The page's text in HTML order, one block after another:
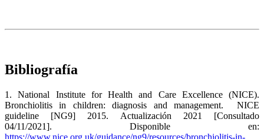
Bibliografía
1. National Institute for Health and Care Excellence (NICE).
Bronchiolitis in children: diagnosis and management. NICE
guideline [NG9] 2015. Actualización 2021 [Consultado
04/11/2021]. Disponible en: